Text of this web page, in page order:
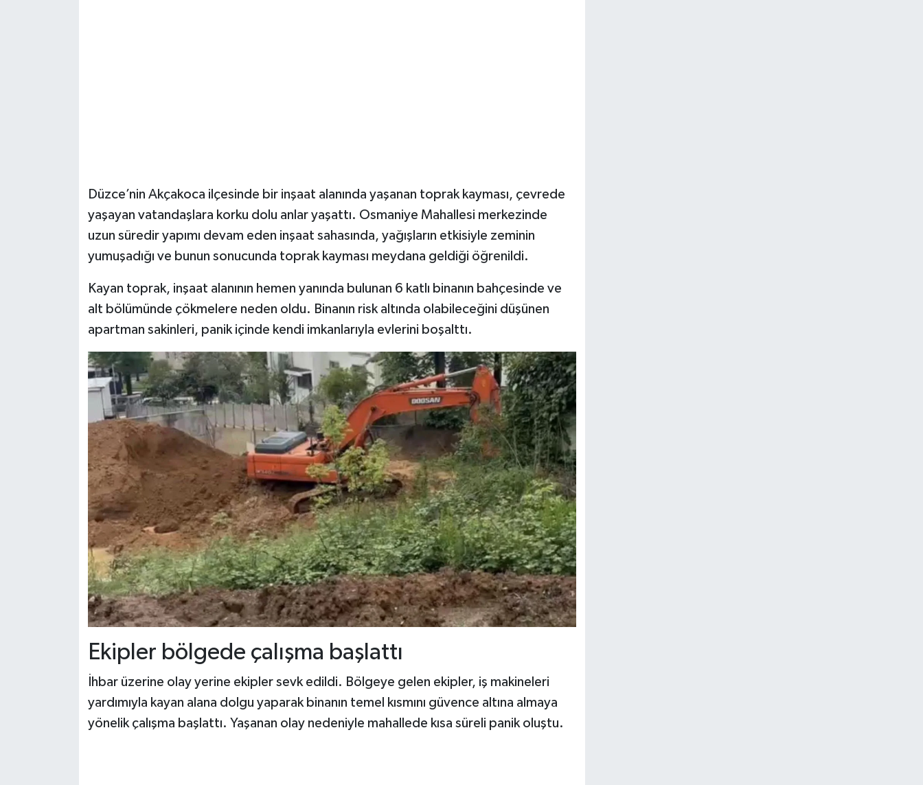
Düzce’nin Akçakoca ilçesinde bir inşaat alanında yaşanan toprak kayması, çevrede
yaşayan vatandaşlara korku dolu anlar yaşattı. Osmaniye Mahallesi merkezinde
uzun süredir yapımı devam eden inşaat sahasında, yağışların etkisiyle zeminin
yumuşadığı ve bunun sonucunda toprak kayması meydana geldiği öğrenildi.
Kayan toprak, inşaat alanının hemen yanında bulunan 6 katlı binanın bahçesinde ve
alt bölümünde çökmelere neden oldu. Binanın risk altında olabileceğini düşünen
apartman sakinleri, panik içinde kendi imkanlarıyla evlerini boşalttı.
Ekipler bölgede çalışma başlattı
İhbar üzerine olay yerine ekipler sevk edildi. Bölgeye gelen ekipler, iş makineleri
yardımıyla kayan alana dolgu yaparak binanın temel kısmını güvence altına almaya
yönelik çalışma başlattı. Yaşanan olay nedeniyle mahallede kısa süreli panik oluştu.
Teknoloji Haberleri
Dünya Haberleri
Haber Arşivi